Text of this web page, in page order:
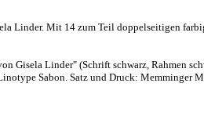
Linder. Mit 14 zum Teil doppelseitigen
Gisela Linder" (Schrift schwarz, Rahmen
Sabon. Satz und Druck: Memminger